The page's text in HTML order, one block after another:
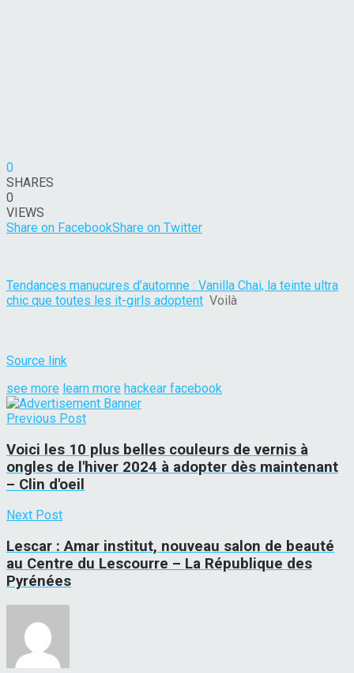
0
SHARES
0
VIEWS
Share on FacebookShare on Twitter
Tendances manucures d’automne : Vanilla Chai, la teinte ultra
chic que toutes les it-girls adoptent Voilà
Source link
see more learn more hackear facebook
Previous Post
Voici les 10 plus belles couleurs de vernis à
ongles de l'hiver 2024 à adopter dès maintenant
– Clin d'oeil
Next Post
Lescar : Amar institut, nouveau salon de beauté
au Centre du Lescourre – La République des
Pyrénées